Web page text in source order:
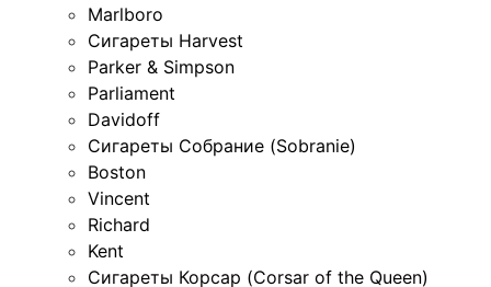
Marlboro
Сигареты Harvest
Parker & Simpson
Parliament
Davidoff
Сигареты Собрание (Sobranie)
Boston
Vincent
Richard
Kent
Сигареты Корсар (Corsar of the Queen)